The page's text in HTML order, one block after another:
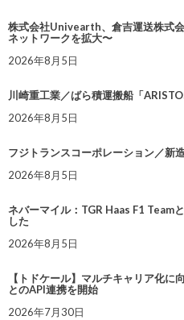
株式会社Univearth、倉吉運送株式
ネットワークを拡大〜
2026年8月5日
川崎重工業／ばら積運搬船「
2026年8月5日
フジトランスコーポレーション／新
2026年8月5日
ネバーマイル：TGR Haas F1 Team
した
2026年8月5日
【トドケール】マルチキャリア化
とのAPI連携を開始
2026年7月30日